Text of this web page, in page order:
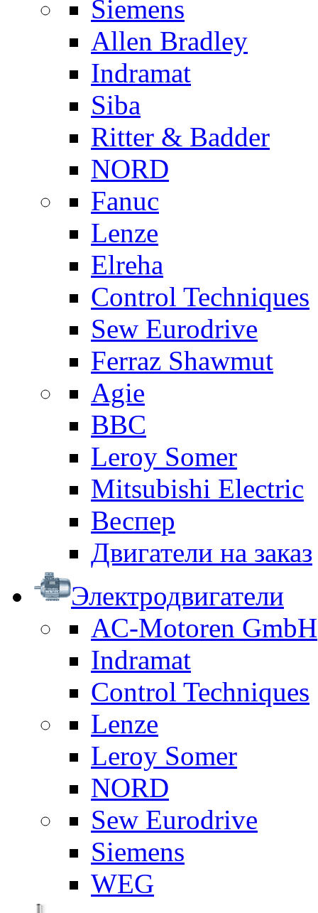
Siemens
Allen Bradley
Indramat
Siba
Ritter & Badder
NORD
Fanuc
Lenze
Elreha
Control Techniques
Sew Eurodrive
Ferraz Shawmut
Agie
BBC
Leroy Somer
Mitsubishi Electric
Веспер
Двигатели на заказ
Электродвигатели
AC-Motoren GmbH
Indramat
Control Techniques
Lenze
Leroy Somer
NORD
Sew Eurodrive
Siemens
WEG